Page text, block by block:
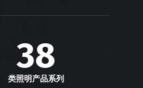
38
类照明产品系列